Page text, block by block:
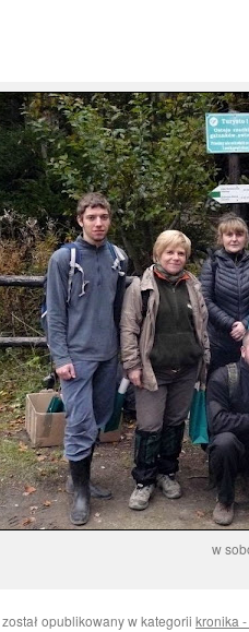
w
opublikowany w kategorii kronika